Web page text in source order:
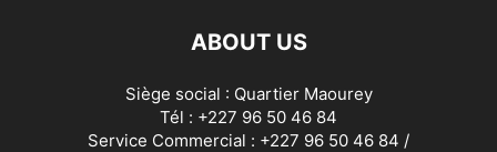
ABOUT US
Siège social : Quartier Maourey
Tél : +227 96 50 46 84
Service Commercial : +227 96 50 46 84 /